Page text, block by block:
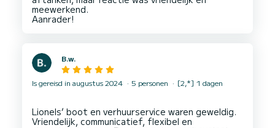
meewerkend.
B.w.
Is gereisd in augustus 2024 5 personen [2,*] 1 dagen
Lionels’ boot en verhuurservice waren geweldig.
Vriendelijk, communicatief, flexibel en